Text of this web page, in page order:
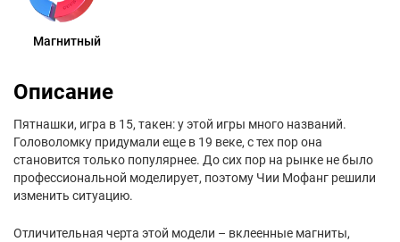
Магнитный
Описание
Пятнашки, игра в 15, такен: у этой игры много названий.
Головоломку придумали еще в 19 веке, с тех пор она
становится только популярнее. До сих пор на рынке не было
профессиональной моделирует, поэтому Чии Мофанг решили
изменить ситуацию.
Отличительная черта этой модели – вклеенные магниты,